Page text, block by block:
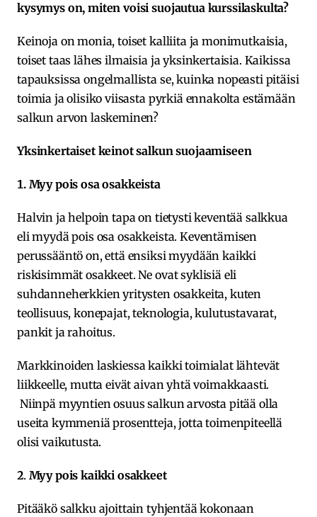
kysymys on, miten voisi suojautua kurssilaskulta?
Keinoja on monia, toiset kalliita ja monimutkaisia,
toiset taas lähes ilmaisia ja yksinkertaisia. Kaikissa
tapauksissa ongelmallista se, kuinka nopeasti pitäisi
toimia ja olisiko viisasta pyrkiä ennakolta estämään
salkun arvon laskeminen?
Yksinkertaiset keinot salkun suojaamiseen
1. Myy pois osa osakkeista
Halvin ja helpoin tapa on tietysti keventää salkkua
eli myydä pois osa osakkeista. Keventämisen
perussääntö on, että ensiksi myydään kaikki
riskisimmät osakkeet. Ne ovat syklisiä eli
suhdanneherkkien yritysten osakkeita, kuten
teollisuus, konepajat, teknologia, kulutustavarat,
pankit ja rahoitus.
Markkinoiden laskiessa kaikki toimialat lähtevät
liikkeelle, mutta eivät aivan yhtä voimakkaasti.
Niinpä myyntien osuus salkun arvosta pitää olla
useita kymmeniä prosentteja, jotta toimenpiteellä
olisi vaikutusta.
2. Myy pois kaikki osakkeet
Pitääkö salkku ajoittain tyhjentää kokonaan